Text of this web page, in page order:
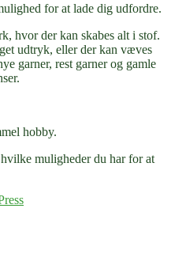
for at lade dig udfordre.
hvor der kan skabes alt i stof.
udtryk, eller der kan væves
garner, rest garner og gamle
hobby.
muligheder du har for at